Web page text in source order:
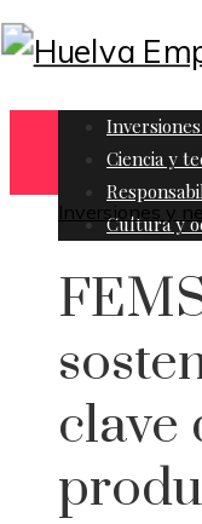
Ciencia y
Cultura y
Inversiones y
clave